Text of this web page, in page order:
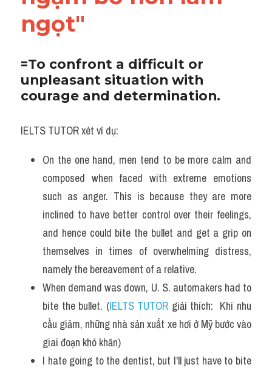
Đề thi thật Task 2
Writing
Vocabulary
ngọt"
​=To confront a difficult or
unpleasant situation with
courage and determination.
IELTS TUTOR xét ví dụ:
On the one hand, men tend to be more calm and
composed when faced with extreme emotions
such as anger. This is because they are more
inclined to have better control over their feelings,
and hence could bite the bullet and get a grip on
themselves in times of overwhelming distress,
namely the bereavement of a relative.
When demand was down, U. S. automakers had to
bite the bullet. (IELTS TUTOR giải thích:  Khi nhu
cầu giảm, những nhà sản xuất xe hơi ở Mỹ bước vào
giai đoạn khó khăn)
I hate going to the dentist, but I'll just have to bite